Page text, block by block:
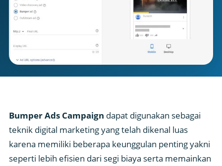
Bumper Ads Campaign dapat digunakan sebagai
teknik digital marketing yang telah dikenal luas
karena memiliki beberapa keunggulan penting yakni
seperti lebih efisien dari segi biaya serta memainkan